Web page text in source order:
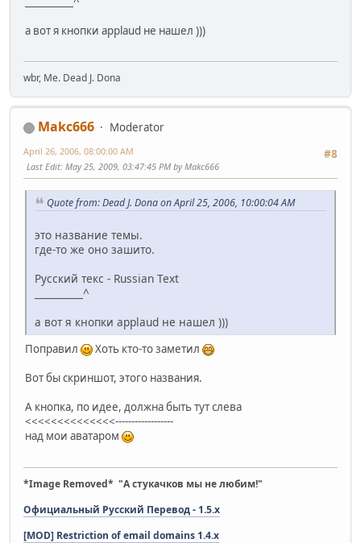
а вот я кнопки applaud не нашел )))
wbr, Me. Dead J. Dona
Makc666
Moderator
#8
April 26, 2006, 08:00:00 AM
Last Edit: May 25, 2009, 03:47:45 PM by Makc666
Quote from: Dead J. Dona on April 25, 2006, 10:00:04 AM
это название темы.
где-то же оно зашито.
Русский текс - Russian Text
__________^
а вот я кнопки applaud не нашел )))
Поправил
Хоть кто-то заметил
Вот бы скриншот, этого названия.
А кнопка, по идее, должна быть тут слева
<<<<<<<<<<<<<<------------------
над мои аватаром
*Image Removed* "А стукачков мы не любим!"
Официальный Русский Перевод - 1.5.x
[MOD] Restriction of email domains 1.4.x